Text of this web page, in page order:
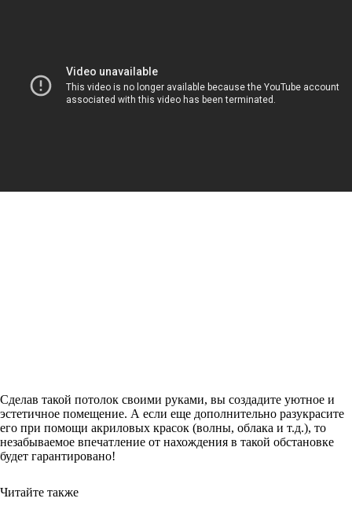
Сделав такой потолок своими руками, вы создадите уютное и
эстетичное помещение. А если еще дополнительно разукрасите
его при помощи акриловых красок (волны, облака и т.д.), то
незабываемое впечатление от нахождения в такой обстановке
будет гарантировано!
Читайте также